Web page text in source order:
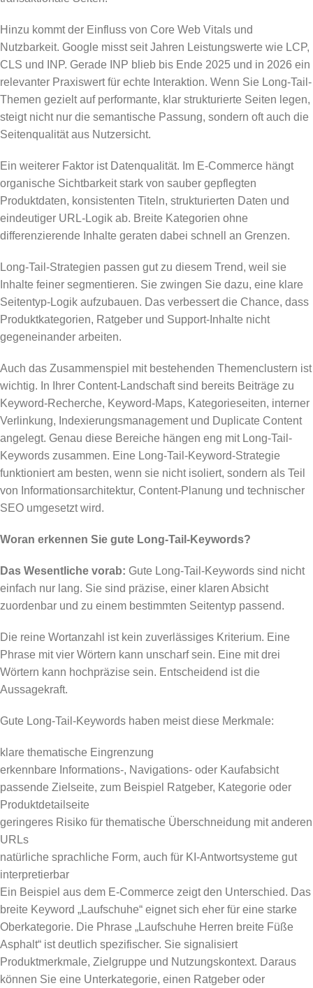
Hinzu kommt der Einfluss von Core Web Vitals und
Nutzbarkeit. Google misst seit Jahren Leistungswerte wie LCP,
CLS und INP. Gerade INP blieb bis Ende 2025 und in 2026 ein
relevanter Praxiswert für echte Interaktion. Wenn Sie Long-Tail-
Themen gezielt auf performante, klar strukturierte Seiten legen,
steigt nicht nur die semantische Passung, sondern oft auch die
Seitenqualität aus Nutzersicht.
Ein weiterer Faktor ist Datenqualität. Im E-Commerce hängt
organische Sichtbarkeit stark von sauber gepflegten
Produktdaten, konsistenten Titeln, strukturierten Daten und
eindeutiger URL-Logik ab. Breite Kategorien ohne
differenzierende Inhalte geraten dabei schnell an Grenzen.
Long-Tail-Strategien passen gut zu diesem Trend, weil sie
Inhalte feiner segmentieren. Sie zwingen Sie dazu, eine klare
Seitentyp-Logik aufzubauen. Das verbessert die Chance, dass
Produktkategorien, Ratgeber und Support-Inhalte nicht
gegeneinander arbeiten.
Auch das Zusammenspiel mit bestehenden Themenclustern ist
wichtig. In Ihrer Content-Landschaft sind bereits Beiträge zu
Keyword-Recherche, Keyword-Maps, Kategorieseiten, interner
Verlinkung, Indexierungsmanagement und Duplicate Content
angelegt. Genau diese Bereiche hängen eng mit Long-Tail-
Keywords zusammen. Eine Long-Tail-Keyword-Strategie
funktioniert am besten, wenn sie nicht isoliert, sondern als Teil
von Informationsarchitektur, Content-Planung und technischer
SEO umgesetzt wird.
Woran erkennen Sie gute Long-Tail-Keywords?
Das Wesentliche vorab: Gute Long-Tail-Keywords sind nicht
einfach nur lang. Sie sind präzise, einer klaren Absicht
zuordenbar und zu einem bestimmten Seitentyp passend.
Die reine Wortanzahl ist kein zuverlässiges Kriterium. Eine
Phrase mit vier Wörtern kann unscharf sein. Eine mit drei
Wörtern kann hochpräzise sein. Entscheidend ist die
Aussagekraft.
Gute Long-Tail-Keywords haben meist diese Merkmale:
klare thematische Eingrenzung
erkennbare Informations-, Navigations- oder Kaufabsicht
passende Zielseite, zum Beispiel Ratgeber, Kategorie oder
Produktdetailseite
geringeres Risiko für thematische Überschneidung mit anderen
URLs
natürliche sprachliche Form, auch für KI-Antwortsysteme gut
interpretierbar
Ein Beispiel aus dem E-Commerce zeigt den Unterschied. Das
breite Keyword „Laufschuhe“ eignet sich eher für eine starke
Oberkategorie. Die Phrase „Laufschuhe Herren breite Füße
Asphalt“ ist deutlich spezifischer. Sie signalisiert
Produktmerkmale, Zielgruppe und Nutzungskontext. Daraus
können Sie eine Unterkategorie, einen Ratgeber oder